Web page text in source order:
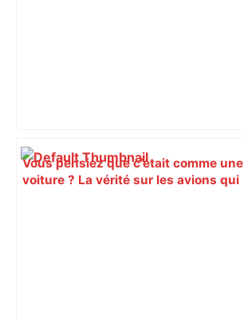
Vous pensiez que c’était comme une
voiture ? La vérité sur les avions qui